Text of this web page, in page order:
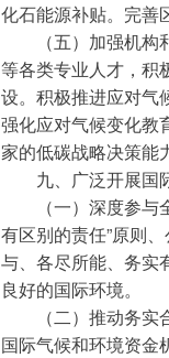
化石能源补贴。完善
（五）加强机构和
等各类专业人才，积
设。积极推进应对气
强化应对气候变化教
家的低碳战略决策能
九、广泛开展国
（一）深度参与全
有区别的责任”原则
与、各尽所能、务实
良好的国际环境。
（二）推动务实合
国际气候和环境资金